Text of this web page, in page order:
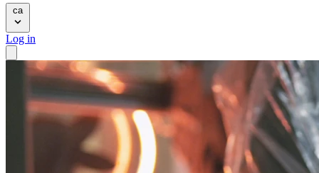
ca
Log in